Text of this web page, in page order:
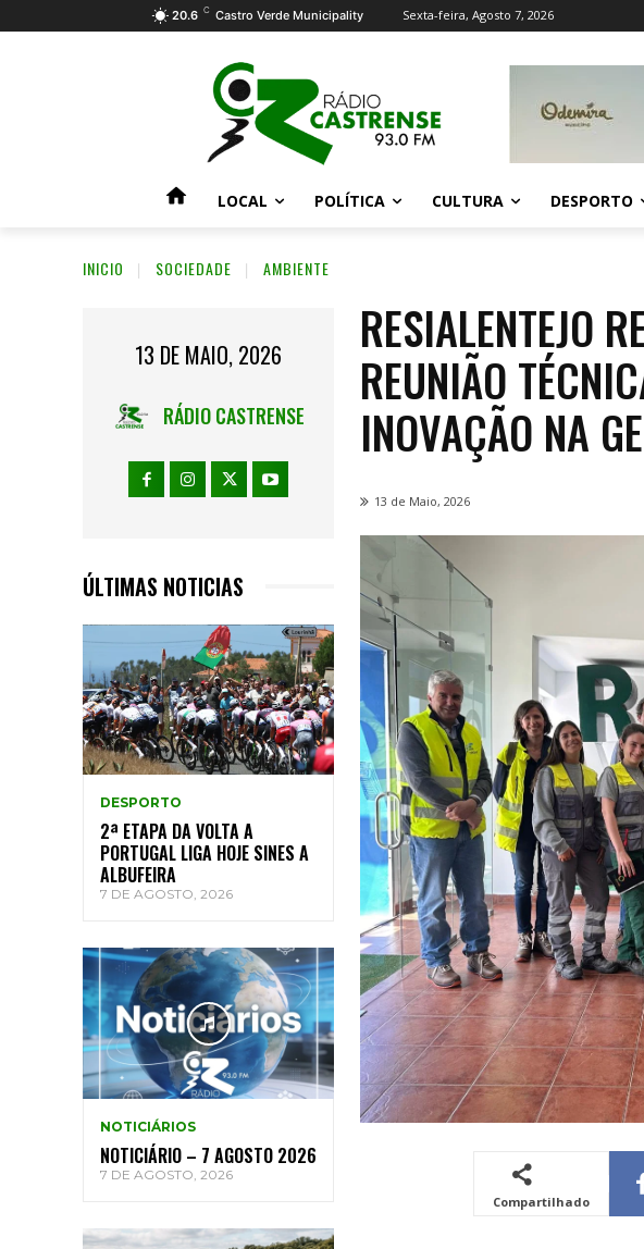
20.6 C Castro Verde Municipality Sexta-feira, Agosto 7, 2026
LOCAL POLÍTICA CULTURA DESPORTO
INICIO SOCIEDADE AMBIENTE
13 DE MAIO, 2026
RÁDIO CASTRENSE
ÚLTIMAS NOTICIAS
DESPORTO
2ª ETAPA DA VOLTA A
PORTUGAL LIGA HOJE SINES A
ALBUFEIRA
7 DE AGOSTO, 2026
NOTICIÁRIOS
NOTICIÁRIO – 7 AGOSTO 2026
7 DE AGOSTO, 2026
RESIALENTEJO
REUNIÃO
INOVAÇÃO NA
13 de Maio, 2026
Compartilhado